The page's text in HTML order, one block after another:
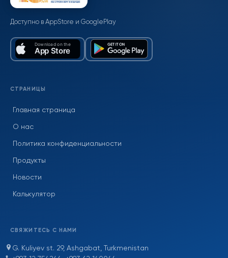
Доступно в AppStore и GooglePlay
СТРАНИЦЫ
Главная страница
О нас
Политика конфиденциальности
Продукты
Новости
Калькулятор
СВЯЖИТЕСЬ С НАМИ
G. Kuliyev st. 29, Ashgabat, Turkmenistan